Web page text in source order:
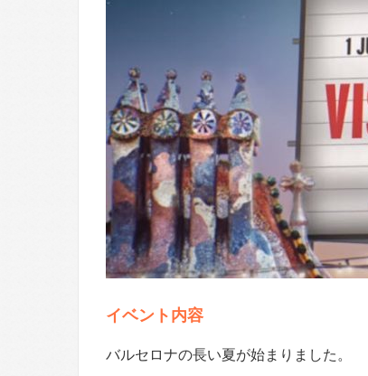
イベント内容
バルセロナの長い夏が始まりました。